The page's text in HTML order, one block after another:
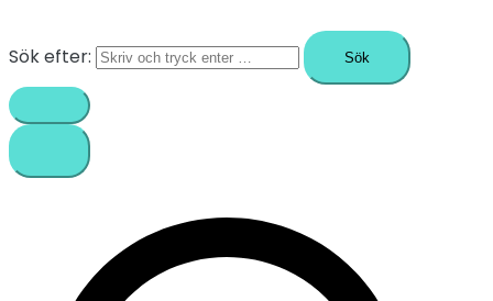
Sök efter: